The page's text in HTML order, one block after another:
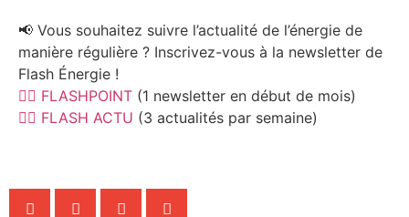
📢 Vous souhaitez suivre l’actualité de l’énergie de
manière régulière ? Inscrivez-vous à la newsletter de
Flash Énergie !
👉🏻 FLASHPOINT (1 newsletter en début de mois)
👉🏻 FLASH ACTU (3 actualités par semaine)